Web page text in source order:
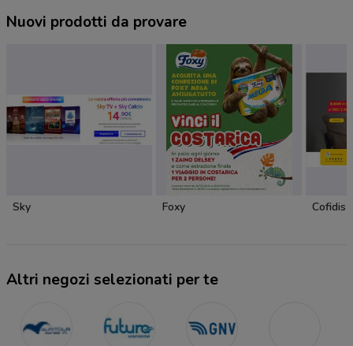
Nuovi prodotti da provare
Sky Foxy Cofidis
Altri negozi selezionati per te